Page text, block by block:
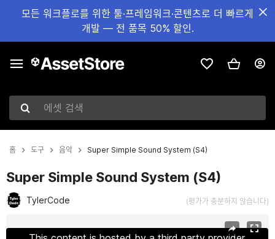
모든 워크플로를 위한 툴·프레임워크·콘텐츠로 더 빠르게
개발 — 전 품목 50% 할인.
에셋 검색
홈 도구 음악 Super Simple Sound System (S4)
Super Simple Sound System (S4)
TylerCode (평가가 충분하지 않습니다)